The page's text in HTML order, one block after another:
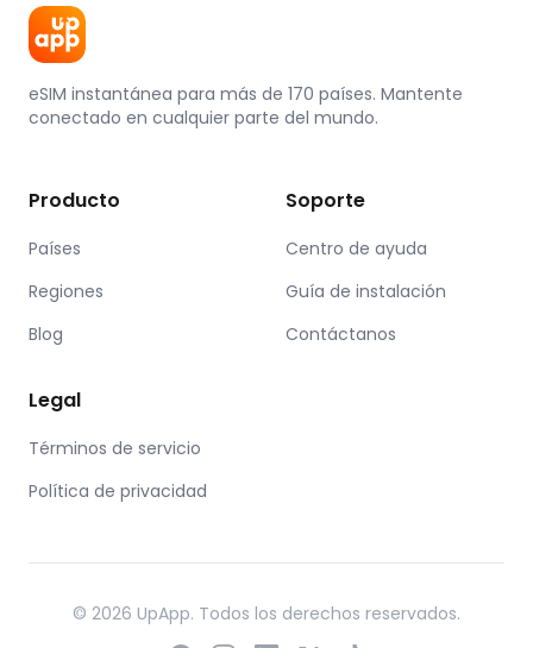
eSIM instantánea para más de 170 países. Mantente
conectado en cualquier parte del mundo.
Producto
Países
Regiones
Blog
Soporte
Centro de ayuda
Guía de instalación
Contáctanos
Legal
Términos de servicio
Política de privacidad
© 2026 UpApp. Todos los derechos reservados.